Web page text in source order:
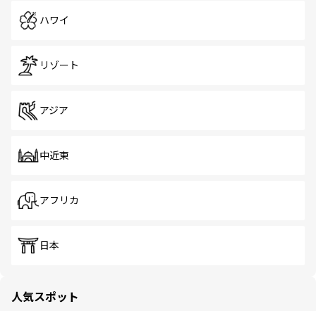
ハワイ
リゾート
アジア
中近東
アフリカ
日本
人気スポット